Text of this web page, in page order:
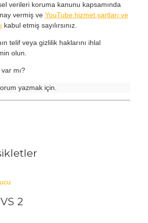
verileri koruma kanunu kapsamında
vermiş ve YouTube hizmet şartları ve
kabul etmiş sayılırsınız.
telif veya gizlilik haklarını ihlal
olun.
mı?
yazmak için.
2